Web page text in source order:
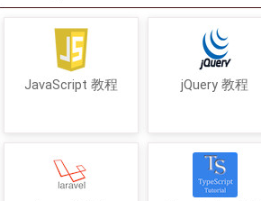
JavaScript 教程 jQuery 教程